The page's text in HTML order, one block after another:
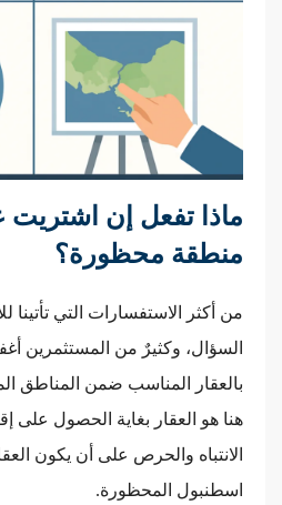
ماذا تفعل إن اشتريت
منطقة محظورة؟
من أكثر الاستفسارات التي تأتينا
السؤال، وكثيرٌ من المستثمرين
بالعقار المناسب ضمن المناطق
هنا هو العقار بغاية الحصول على
الانتباه والحرص على أن يكون
اسطنبول المحظورة.